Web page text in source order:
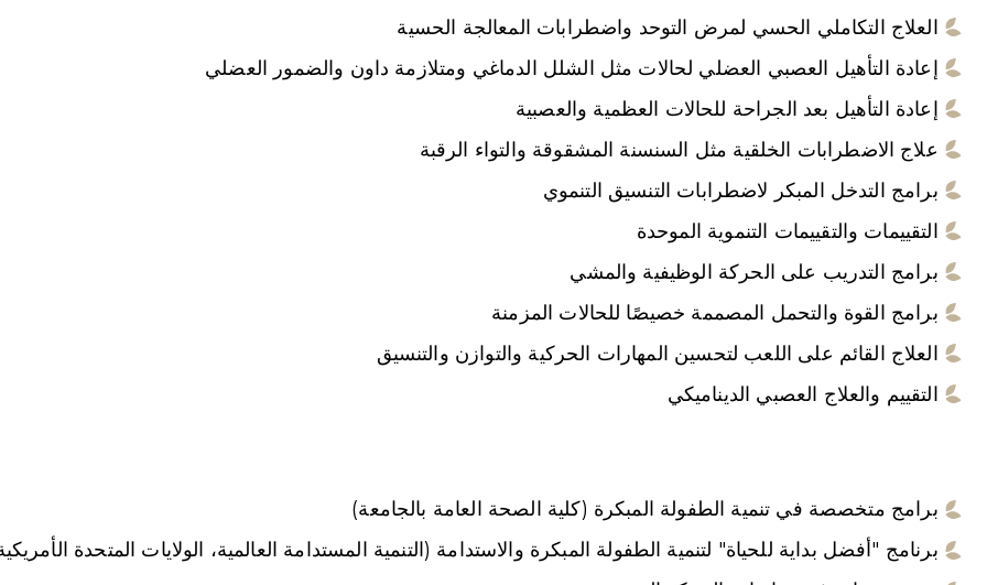
العلاج التكاملي الحسي لمرض التوحد واضطرابات المعالجة الحسية
إعادة التأهيل العصبي العضلي لحالات مثل الشلل الدماغي ومتلازمة داون والضمور العضلي
إعادة التأهيل بعد الجراحة للحالات العظمية والعصبية
علاج الاضطرابات الخلقية مثل السنسنة المشقوقة والتواء الرقبة
برامج التدخل المبكر لاضطرابات التنسيق التنموي
التقييمات والتقييمات التنموية الموحدة
برامج التدريب على الحركة الوظيفية والمشي
برامج القوة والتحمل المصممة خصيصًا للحالات المزمنة
العلاج القائم على اللعب لتحسين المهارات الحركية والتوازن والتنسيق
التقييم والعلاج العصبي الديناميكي
برامج متخصصة في تنمية الطفولة المبكرة (كلية الصحة العامة بالجامعة)
برنامج "أفضل بداية للحياة" لتنمية الطفولة المبكرة والاستدامة (التنمية المستدامة العالمية، الولايات المتحدة